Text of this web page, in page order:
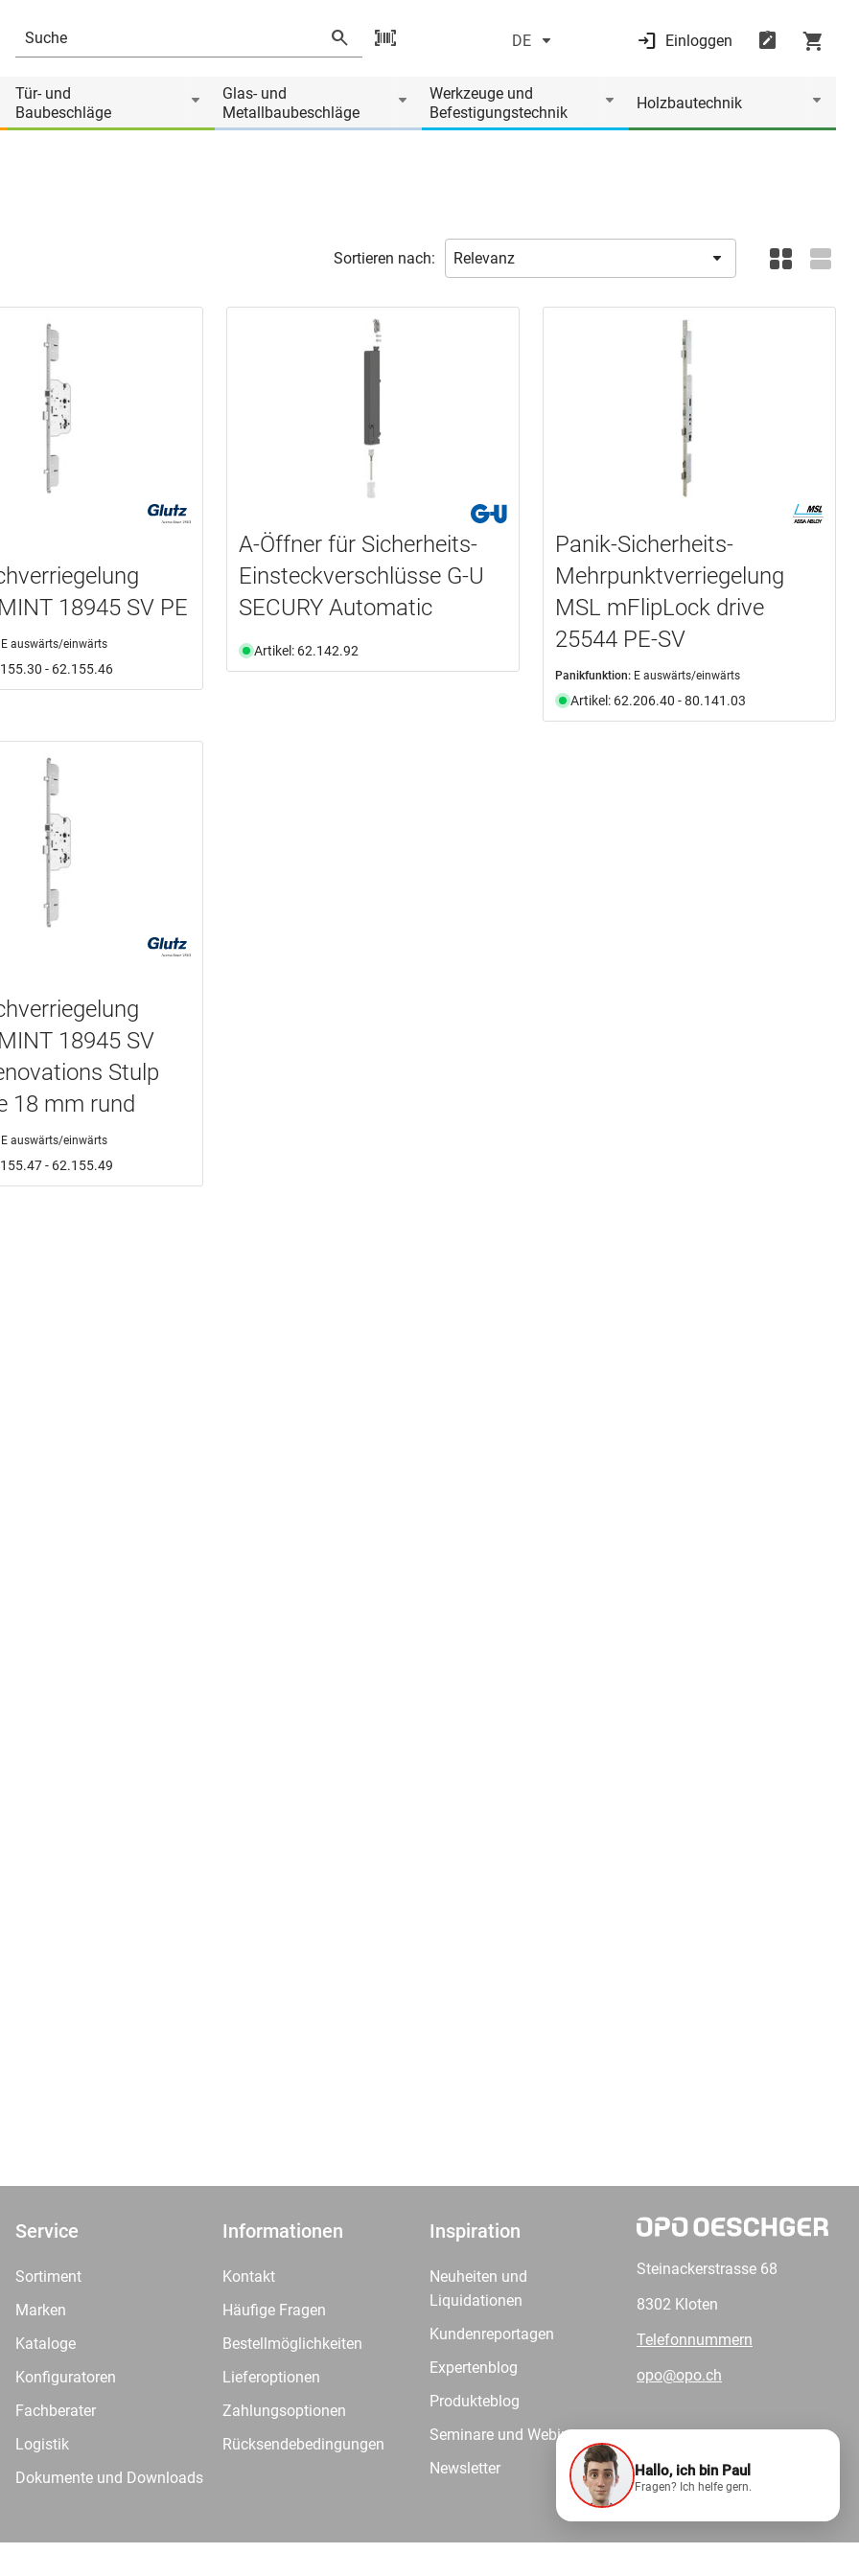
DE Einloggen
Tür- und
Baubeschläge
Glas- und
Metallbaubeschläge
Werkzeuge und
Befestigungstechnik
Holzbautechnik
Sortieren nach:
18945 SV PE
E auswärts/einwärts
- 62.155.46
A-Öffner für Sicherheits-
Einsteckverschlüsse G-U
SECURY Automatic
Artikel: 62.142.92
Panik-Sicherheits-
Mehrpunktverriegelung
MSL mFlipLock drive
25544 PE-SV
Panikfunktion: E auswärts/einwärts
Artikel: 62.206.40 - 80.141.03
18945 SV
Stulp
18 mm rund
E auswärts/einwärts
- 62.155.49
Service
Sortiment
Marken
Kataloge
Konfiguratoren
Fachberater
Logistik
Dokumente und Downloads
Informationen
Kontakt
Häufige Fragen
Bestellmöglichkeiten
Lieferoptionen
Zahlungsoptionen
Rücksendebedingungen
Inspiration
Neuheiten und
Liquidationen
Kundenreportagen
Expertenblog
Produkteblog
Seminare und Webinare
Newsletter
Steinackerstrasse 68
8302 Kloten
Telefonnummern
opo@opo.ch
Wir liefern.
Hallo, ich bin Paul
Fragen? Ich helfe gern.